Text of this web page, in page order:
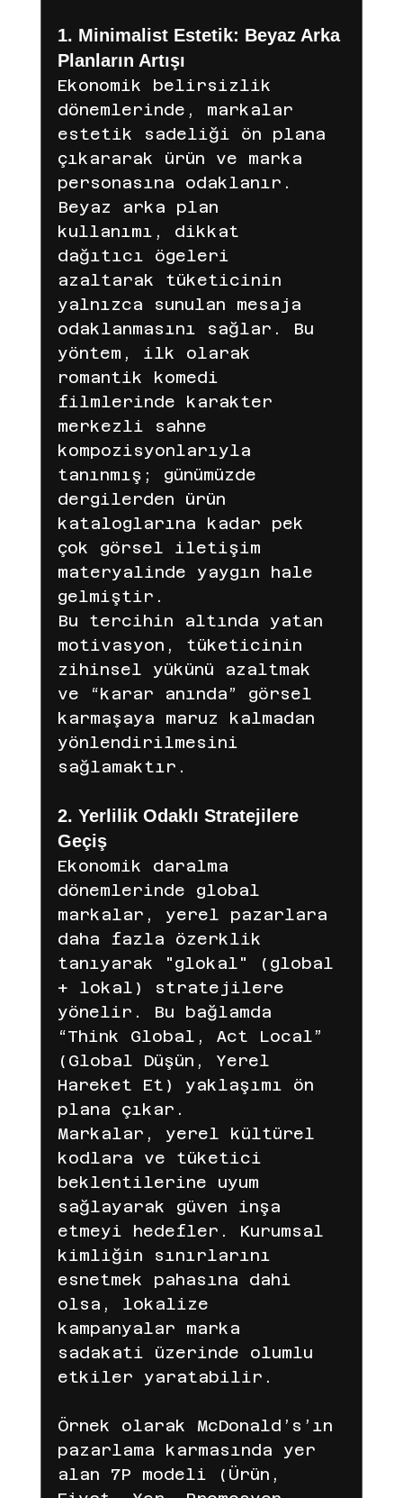
1. Minimalist Estetik: Beyaz Arka
Planların Artışı
Ekonomik belirsizlik
dönemlerinde, markalar
estetik sadeliği ön plana
çıkararak ürün ve marka
personasına odaklanır.
Beyaz arka plan
kullanımı, dikkat
dağıtıcı ögeleri
azaltarak tüketicinin
yalnızca sunulan mesaja
odaklanmasını sağlar. Bu
yöntem, ilk olarak
romantik komedi
filmlerinde karakter
merkezli sahne
kompozisyonlarıyla
tanınmış; günümüzde
dergilerden ürün
kataloglarına kadar pek
çok görsel iletişim
materyalinde yaygın hale
gelmiştir.
Bu tercihin altında yatan
motivasyon, tüketicinin
zihinsel yükünü azaltmak
ve “karar anında” görsel
karmaşaya maruz kalmadan
yönlendirilmesini
sağlamaktır.
2. Yerlilik Odaklı Stratejilere
Geçiş
Ekonomik daralma
dönemlerinde global
markalar, yerel pazarlara
daha fazla özerklik
tanıyarak "glokal" (global
+ lokal) stratejilere
yönelir. Bu bağlamda
“Think Global, Act Local”
(Global Düşün, Yerel
Hareket Et) yaklaşımı ön
plana çıkar.
Markalar, yerel kültürel
kodlara ve tüketici
beklentilerine uyum
sağlayarak güven inşa
etmeyi hedefler. Kurumsal
kimliğin sınırlarını
esnetmek pahasına dahi
olsa, lokalize
kampanyalar marka
sadakati üzerinde olumlu
etkiler yaratabilir.
Örnek olarak McDonald’s’ın
pazarlama karmasında yer
alan 7P modeli (Ürün,